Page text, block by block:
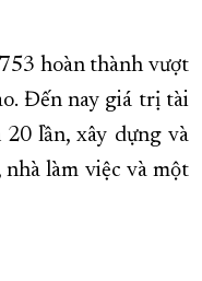
hoàn thành vượt
Đến nay giá trị tài
20 lần, xây dựng và
nhà làm việc và một